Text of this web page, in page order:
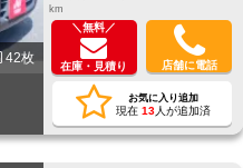
42枚
km
＼無料／
在庫・見積り 店舗に電話
お気に入り追加
現在 13人が追加済